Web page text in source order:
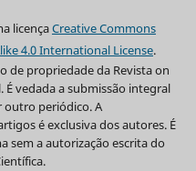
licençaCreative Commons
4.0 International License.
de propriedade da Revista on
É vedada a submissão integral
outro periódico. A
é exclusiva dos autores. É
sem a autorização escrita do